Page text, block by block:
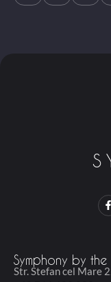
a
-
Symphony by the
Str. Stefan cel Mare